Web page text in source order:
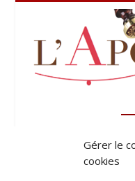
Gérer le
cookies